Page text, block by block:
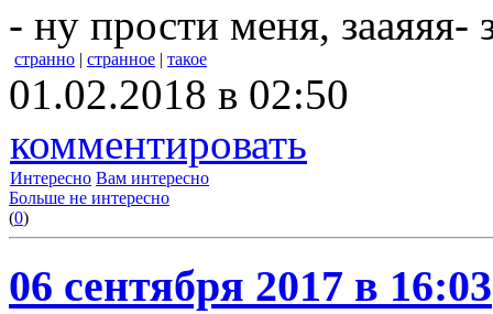
- ну прости меня, зааяяя-
странно | странное | такое
01.02.2018 в 02:50
комментировать
Интересно Вам интересно
Больше не интересно
(0)
06 сентября 2017 в 16:03